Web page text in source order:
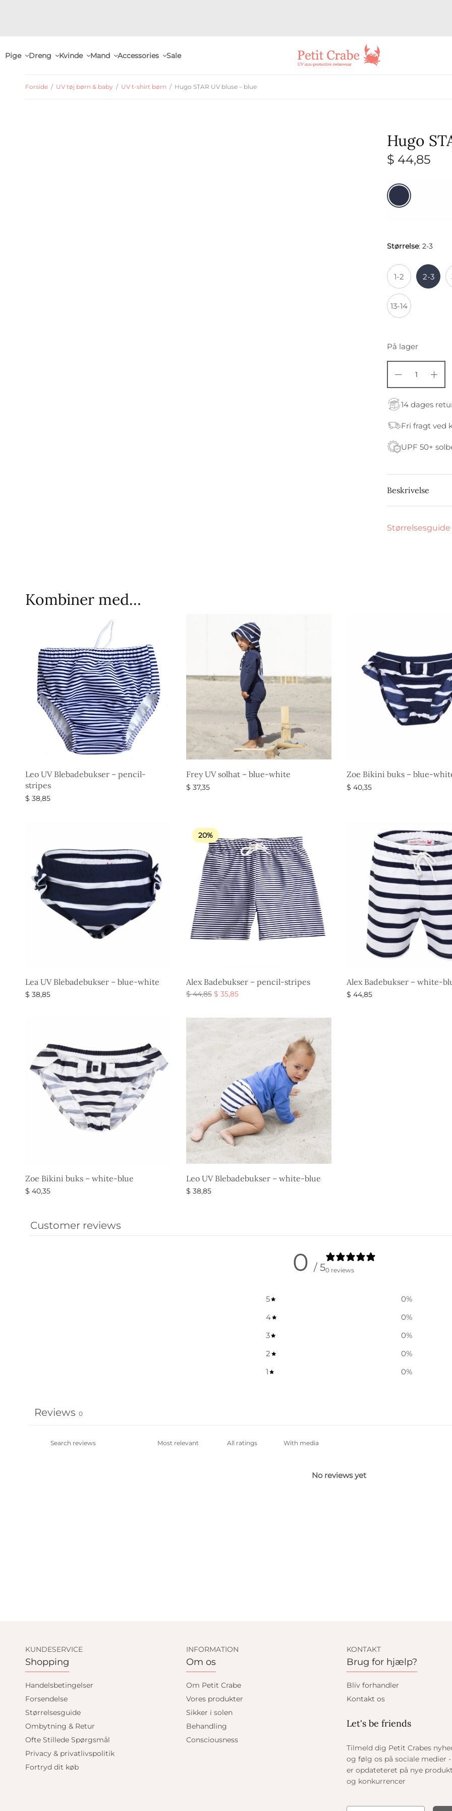
Pige Dreng Kvinde Mand Accessories Sale
Forside / UV tøj børn & baby / UV t-shirt børn / Hugo STAR UV bluse – blue
Hugo
$ 44,85
Størrelse: 2-3
1-2 2-3
13-14
På lager
14 dages
Fri fragt ved
UPF 50+
Beskrivelse
Størrelsesguide
Kombiner med…
Leo UV Blebadebukser – pencil-
stripes
$ 38,85
Frey UV solhat – blue-white
$ 37,35
Zoe Bikini buks – blue-
$ 40,35
Lea UV Blebadebukser – blue-white
$ 38,85
20%
Alex Badebukser – pencil-stripes
$44,85 Den
pris var:
$ 35,85Den
pris er:
Alex Badebukser – white-
$ 44,85
Zoe Bikini buks – white-blue
$ 40,35
Leo UV Blebadebukser – white-blue
$ 38,85
Customer reviews
0 / 50 reviews
5 0%
4
0%
3
0%
2
0%
1
0%
Reviews 0
With media
No reviews yet
KUNDESERVICE
Shopping
Handelsbetingelser
Forsendelse
Størrelsesguide
Ombytning & Retur
Ofte Stillede Spørgsmål
Privacy & privatlivspolitik
Fortryd dit køb
INFORMATION
Om os
Om Petit Crabe
Vores produkter
Sikker i solen
Behandling
Consciousness
KONTAKT
Brug for hjælp?
Bliv forhandler
Kontakt os
Let's be friends
Tilmeld dig Petit Crabes
og følg os på sociale medier
er opdateteret på nye
og konkurrencer